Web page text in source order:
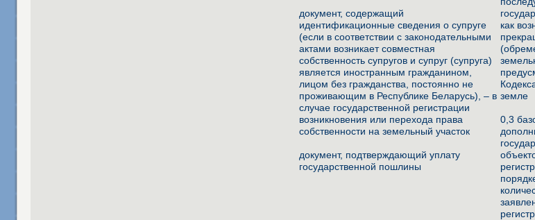
документ, содержащий
идентификационные сведения о супруге
(если в соответствии с законодательными
актами возникает совместная
собственность супругов и супруг (супруга)
является иностранным гражданином,
лицом без гражданства, постоянно не
проживающим в Республике Беларусь), – в
случае государственной регистрации
возникновения или перехода права
собственности на земельный участок
документ, подтверждающий уплату
государственной пошлины
как
земле
0,3